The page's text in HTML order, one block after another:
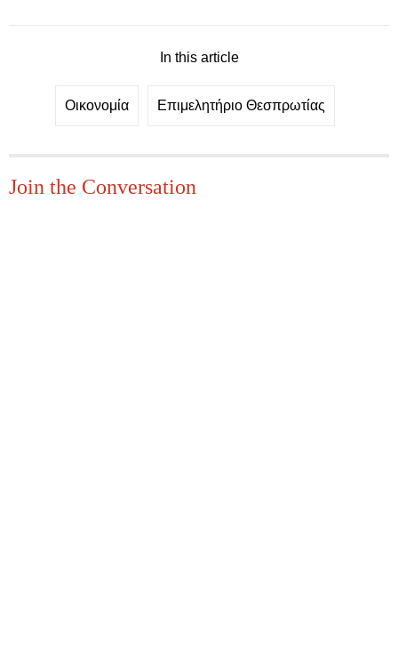
In this article
Οικονομία Επιμελητήριο Θεσπρωτίας
Join the Conversation